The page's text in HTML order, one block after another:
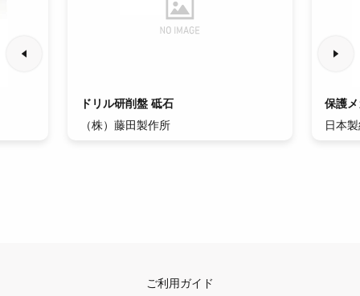
ドリル研削盤 砥石
（株）藤田製作所
保護
日本
ご利用ガイド